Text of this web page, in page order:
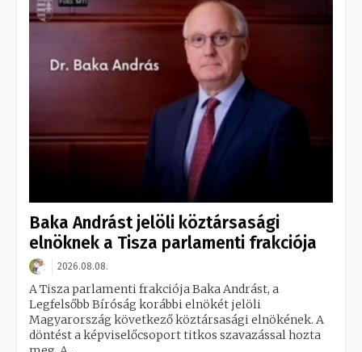
Baka Andrást jelöli köztársasági
elnöknek a Tisza parlamenti frakciója
2026.08.08.
A Tisza parlamenti frakciója Baka Andrást, a
Legfelsőbb Bíróság korábbi elnökét jelöli
Magyarország következő köztársasági elnökének. A
döntést a képviselőcsoport titkos szavazással hozta